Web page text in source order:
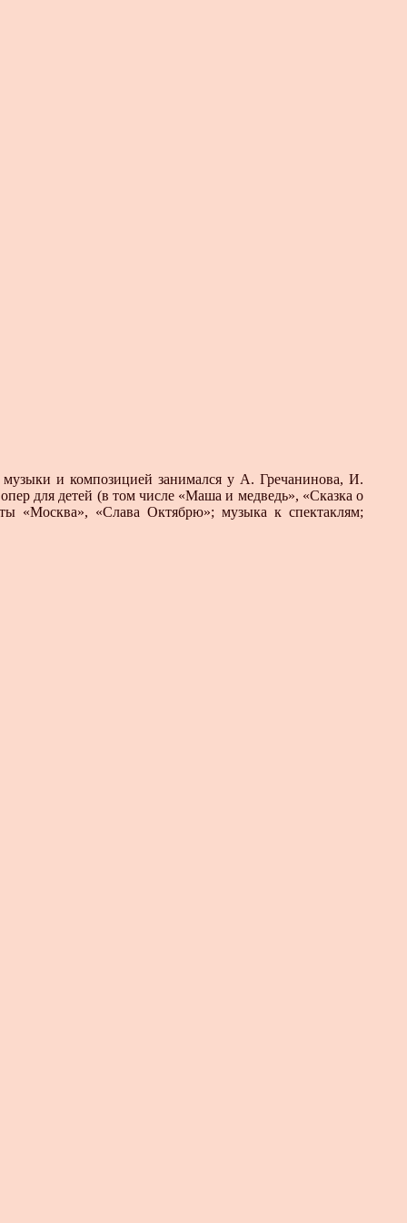
и композицией занимался у А. Гречанинова, И.
для детей (в том числе «Маша и медведь», «Сказка о
«Москва», «Слава Октябрю»; музыка к спектаклям;